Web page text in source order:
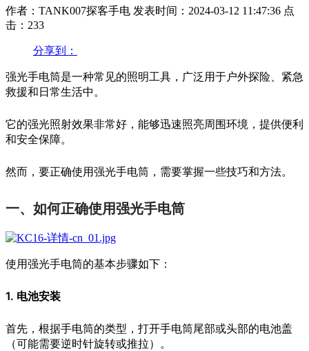
作者：TANK007探客手电 发表时间：2024-03-12 11:47:36 点
击：233
分享到：
强光手电筒是一种常见的照明工具，广泛用于户外探险、紧急
救援和日常生活中。
它的强光照射效果非常好，能够迅速照亮周围环境，提供便利
和安全保障。
然而，要正确使用强光手电筒，需要掌握一些技巧和方法。
一、如何正确使用强光手电筒
使用强光手电筒的基本步骤如下：
1. 电池安装
首先，根据手电筒的类型，打开手电筒尾部或头部的电池盖
（可能需要逆时针旋转或推拉）。